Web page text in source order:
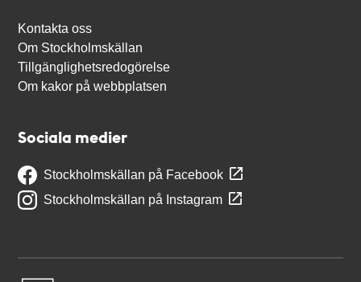
Kontakta oss
Om Stockholmskällan
Tillgänglighetsredogörelse
Om kakor på webbplatsen
Sociala medier
Stockholmskällan på Facebook
Stockholmskällan på Instagram